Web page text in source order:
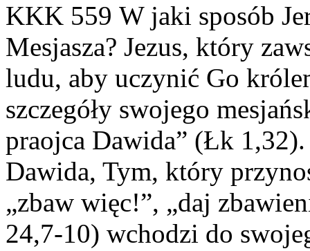
KKK 559 W jaki sposób
Mesjasza? Jezus, który
ludu, aby uczynić Go
szczegóły swojego
praojca Dawida” (Łk
Dawida, Tym, który
„zbaw więc!”, „daj
24,7-10) wchodzi do